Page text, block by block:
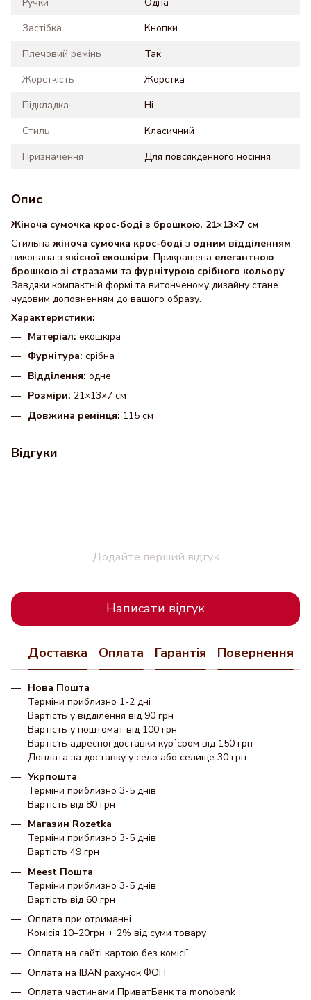
Застібка
Кнопки
Плечовий ремінь
Так
Жорсткість
Жорстка
Підкладка
Ні
Стиль
Класичний
Призначення
Для повсякденного носіння
Опис
Жіноча сумочка крос-боді з брошкою, 21×13×7 см
Стильна жіноча сумочка крос-боді з одним відділенням,
виконана з якісної екошкіри. Прикрашена елегантною
брошкою зі стразами та фурнітурою срібного кольору.
Завдяки компактній формі та витонченому дизайну стане
чудовим доповненням до вашого образу.
Характеристики:
Матеріал: екошкіра
Фурнітура: срібна
Відділення: одне
Розміри: 21×13×7 см
Довжина ремінця: 115 см
Відгуки
Додайте перший відгук
Написати відгук
Доставка Оплата Гарантія Повернення
Нова Пошта
Терміни приблизно 1-2 дні
Вартість у відділення від 90 грн
Вартість у поштомат від 100 грн
Вартість адресної доставки курʼєром від 150 грн
Доплата за доставку у село або селище 30 грн
Укрпошта
Терміни приблизно 3-5 днів
Вартість від 80 грн
Магазин Rozetka
Терміни приблизно 3-5 днів
Вартість 49 грн
Meest Пошта
Терміни приблизно 3-5 днів
Вартість від 60 грн
Оплата при отриманні
Комісія 10–20грн + 2% від суми товару
Оплата на сайті картою без комісії
Оплата на IBAN рахунок ФОП
Оплата частинами ПриватБанк та monobank